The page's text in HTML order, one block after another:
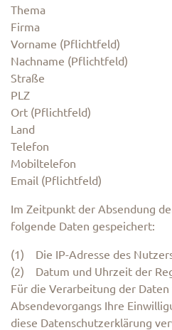
Thema
Firma
Vorname (Pflichtfeld)
Nachname (Pflichtfeld)
Straße
PLZ
Ort (Pflichtfeld)
Land
Telefon
Mobiltelefon
Email (Pflichtfeld)
Im Zeitpunkt der Absendung
folgende Daten gespeichert:
(1) Die IP-Adresse des
(2) Datum und Uhrzeit der
Für die Verarbeitung der
Absendevorgangs Ihre
diese Datenschutzerklärung